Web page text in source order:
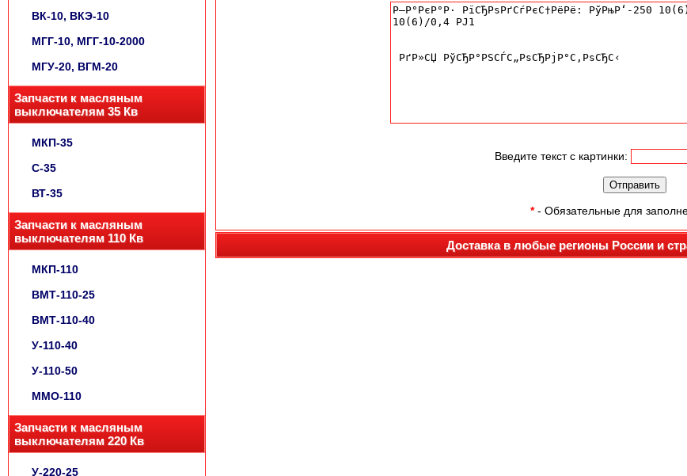
ВК-10, ВКЭ-10
МГГ-10, МГГ-10-2000
МГУ-20, ВГМ-20
Запчасти к масляным
выключателям 35 Кв
МКП-35
С-35
ВТ-35
Запчасти к масляным
выключателям 110 Кв
МКП-110
ВМТ-110-25
ВМТ-110-40
У-110-40
У-110-50
ММО-110
Запчасти к масляным
выключателям 220 Кв
У-220-25
Введите текст с картинки:
*- Обязательные для
Доставка в любые регионы России и